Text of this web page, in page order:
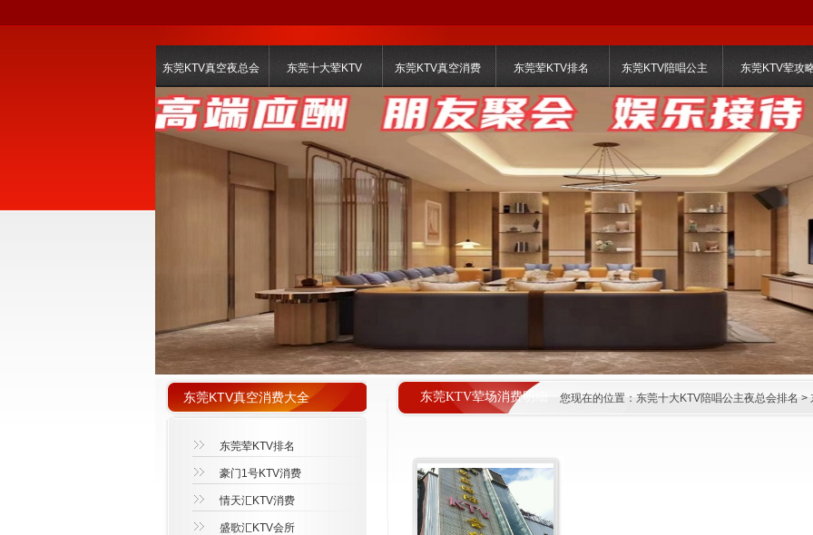
东莞KTV真空夜总会 东莞十大荤KTV 东莞KTV真空消费 东莞荤KTV排名 东莞KTV陪唱公主 东莞KTV荤攻
东莞KTV荤场消费明细 您现在的位置： 东莞十大KTV陪唱公主夜总会排名 >
东莞KTV真空消费大全
东莞荤KTV排名
豪门1号KTV消费
情天汇KTV消费
盛歌汇KTV会所